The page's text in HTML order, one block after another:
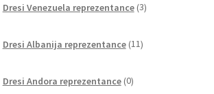
Dresi Venezuela reprezentance 3izdelki
Dresi Albanija reprezentance 11izdelkov
Dresi Andora reprezentance 0izdelkov